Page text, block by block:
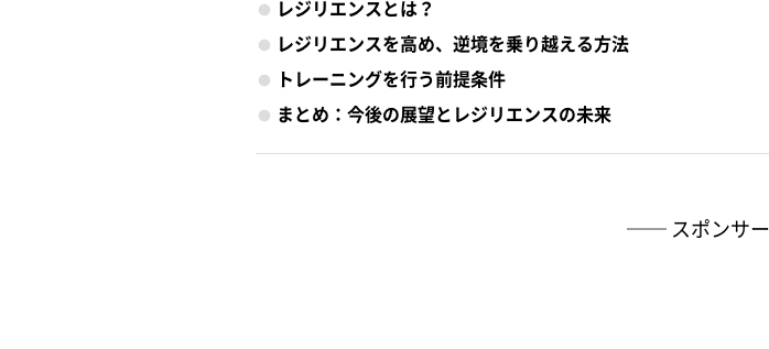
レジリエンスとは？
レジリエンスを高め、逆境を乗り越える方法
トレーニングを行う前提条件
まとめ：今後の展望とレジリエンスの未来
── スポンサ